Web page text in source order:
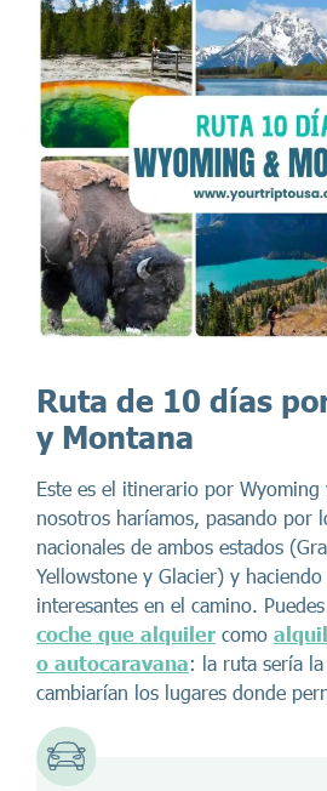
Ruta de 10 días
y Montana
Este es el itinerario por Wyoming
nosotros haríamos, pasando por
nacionales de ambos estados
Yellowstone y Glacier) y
interesantes en el camino.
coche que alquiler como
o autocaravana: la ruta sería
cambiarían los lugares donde